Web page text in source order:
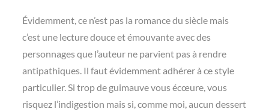
Évidemment, ce n’est pas la romance du siècle mais
c’est une lecture douce et émouvante avec des
personnages que l’auteur ne parvient pas à rendre
antipathiques. Il faut évidemment adhérer à ce style
particulier. Si trop de guimauve vous écœure, vous
risquez l’indigestion mais si, comme moi, aucun dessert